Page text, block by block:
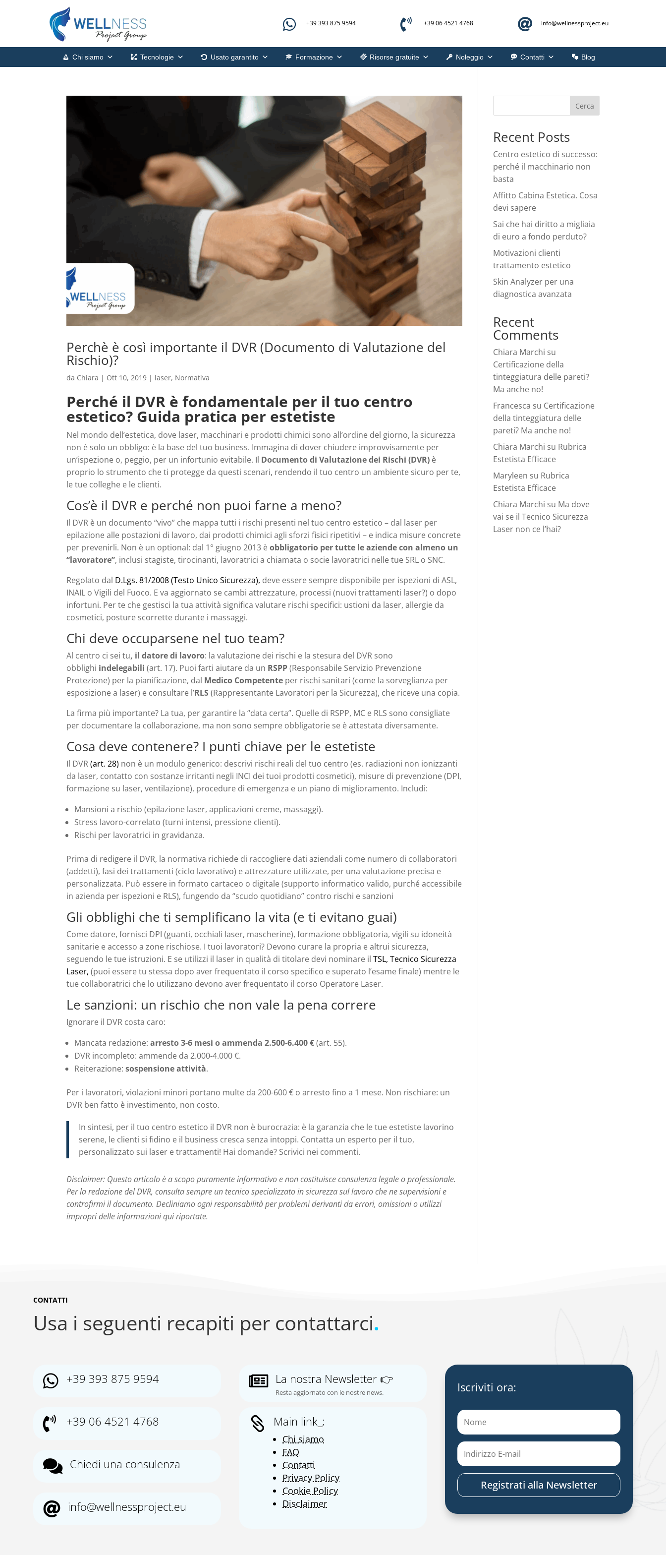
 +39 393 875 9594  +39 06 4521 4768  info@wellnessproject.eu
Chi siamo Tecnologie Usato garantito Formazione Risorse gratuite Noleggio Contatti Blog
Perchè è così importante il DVR (Documento di Valutazione del
Rischio)?
da Chiara | Ott 10, 2019 | laser, Normativa
Perché il DVR è fondamentale per il tuo centro
estetico? Guida pratica per estetiste
Nel mondo dell’estetica, dove laser, macchinari e prodotti chimici sono all’ordine del giorno, la sicurezza
non è solo un obbligo: è la base del tuo business. Immagina di dover chiudere improvvisamente per
un’ispezione o, peggio, per un infortunio evitabile. Il Documento di Valutazione dei Rischi (DVR) è
proprio lo strumento che ti protegge da questi scenari, rendendo il tuo centro un ambiente sicuro per te,
le tue colleghe e le clienti.
Cos’è il DVR e perché non puoi farne a meno?
Il DVR è un documento “vivo” che mappa tutti i rischi presenti nel tuo centro estetico – dal laser per
epilazione alle postazioni di lavoro, dai prodotti chimici agli sforzi fisici ripetitivi – e indica misure concrete
per prevenirli. Non è un optional: dal 1° giugno 2013 èobbligatorio per tutte le aziende con almeno un
“lavoratore”, inclusi stagiste, tirocinanti, lavoratrici a chiamata o socie lavoratrici nelle tue SRL o SNC.
Regolato dal D.Lgs. 81/2008 (Testo Unico Sicurezza), deve essere sempre disponibile per ispezioni di ASL,
INAIL o Vigili del Fuoco. E va aggiornato se cambi attrezzature, processi (nuovi trattamenti laser?) o dopo
infortuni. Per te che gestisci la tua attività significa valutare rischi specifici: ustioni da laser, allergie da
cosmetici, posture scorrette durante i massaggi.
Chi deve occuparsene nel tuo team?
Al centro ci sei tu, il datore di lavoro: la valutazione dei rischi e la stesura del DVR sono
obblighi indelegabili (art. 17). Puoi farti aiutare da un RSPP(Responsabile Servizio Prevenzione
Protezione) per la pianificazione, dal Medico Competente per rischi sanitari (come la sorveglianza per
esposizione a laser) e consultare l’RLS(Rappresentante Lavoratori per la Sicurezza), che riceve una copia.
La firma più importante? La tua, per garantire la “data certa”. Quelle di RSPP, MC e RLS sono consigliate
per documentare la collaborazione, ma non sono sempre obbligatorie se è attestata diversamente.
Cosa deve contenere? I punti chiave per le estetiste
Il DVR(art. 28) non è un modulo generico: descrivi rischi reali del tuo centro (es. radiazioni non ionizzanti
da laser, contatto con sostanze irritanti negli INCI dei tuoi prodotti cosmetici), misure di prevenzione (DPI,
formazione su laser, ventilazione), procedure di emergenza e un piano di miglioramento. Includi:
Mansioni a rischio (epilazione laser, applicazioni creme, massaggi).
Stress lavoro-correlato (turni intensi, pressione clienti).
Rischi per lavoratrici in gravidanza.
Prima di redigere il DVR, la normativa richiede di raccogliere dati aziendali come numero di collaboratori
(addetti), fasi dei trattamenti (ciclo lavorativo) e attrezzature utilizzate, per una valutazione precisa e
personalizzata. Può essere in formato cartaceo o digitale (supporto informatico valido, purché accessibile
in azienda per ispezioni e RLS), fungendo da “scudo quotidiano” contro rischi e sanzioni
Gli obblighi che ti semplificano la vita (e ti evitano guai)
Come datore, fornisci DPI (guanti, occhiali laser, mascherine), formazione obbligatoria, vigili su idoneità
sanitarie e accesso a zone rischiose. I tuoi lavoratori? Devono curare la propria e altrui sicurezza,
seguendo le tue istruzioni. E se utilizzi il laser in qualità di titolare devi nominare ilTSL, Tecnico Sicurezza
Laser, (puoi essere tu stessa dopo aver frequentato il corso specifico e superato l’esame finale) mentre le
tue collaboratrici che lo utilizzano devono aver frequentato il corso Operatore Laser.
Le sanzioni: un rischio che non vale la pena correre
Ignorare il DVR costa caro:
Mancata redazione:arresto 3-6 mesi o ammenda 2.500-6.400 €(art. 55).
DVR incompleto: ammende da 2.000-4.000 €.
Reiterazione:sospensione attività.
Per i lavoratori, violazioni minori portano multe da 200-600 € o arresto fino a 1 mese. Non rischiare: un
DVR ben fatto è investimento, non costo.
In sintesi, per il tuo centro estetico il DVR non è burocrazia: è la garanzia che le tue estetiste lavorino
serene, le clienti si fidino e il business cresca senza intoppi. Contatta un esperto per il tuo,
personalizzato sui laser e trattamenti! Hai domande? Scrivici nei commenti.
Disclaimer: Questo articolo è a scopo puramente informativo e non costituisce consulenza legale o professionale.
Per la redazione del DVR, consulta sempre un tecnico specializzato in sicurezza sul lavoro che ne supervisioni e
controfirmi il documento. Decliniamo ogni responsabilità per problemi derivanti da errori, omissioni o utilizzi
impropri delle informazioni qui riportate.
Cerca
Recent Posts
Centro estetico di successo:
perché il macchinario non
basta
Affitto Cabina Estetica. Cosa
devi sapere
Sai che hai diritto a migliaia
di euro a fondo perduto?
Motivazioni clienti
trattamento estetico
Skin Analyzer per una
diagnostica avanzata
Recent
Comments
Chiara Marchi su
Certificazione della
tinteggiatura delle pareti?
Ma anche no!
Francesca su Certificazione
della tinteggiatura delle
pareti? Ma anche no!
Chiara Marchi su Rubrica
Estetista Efficace
Maryleen su Rubrica
Estetista Efficace
Chiara Marchi su Ma dove
vai se il Tecnico Sicurezza
Laser non ce l’hai?
CONTATTI
Usa i seguenti recapiti per contattarci.
 +39 393 875 9594
 +39 06 4521 4768
 Chiedi una consulenza
 info@wellnessproject.eu
 La nostra Newsletter 👉
Resta aggiornato con le nostre news.
 Main link_;
Chi siamo
FAQ
Contatti
Privacy Policy
Cookie Policy
Disclaimer
Iscriviti ora:
Registrati alla Newsletter